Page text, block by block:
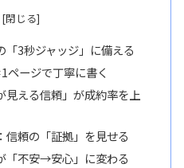
「3秒ジャッジ」に備える
ページで丁寧に書く
見える信頼」が成約率を上
信頼の「証拠」を見せる
「不安→安心」に変わる